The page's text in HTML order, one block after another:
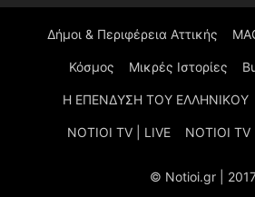
Δήμοι & Περιφέρεια Αττικής
Κόσμος Μικρές Ιστορίες
Η ΕΠΕΝΔΥΣΗ ΤΟΥ ΕΛΛΗΝΙΚΟΥ
NOTIOI TV | LIVE NOTIOI TV
© Notioi.gr |